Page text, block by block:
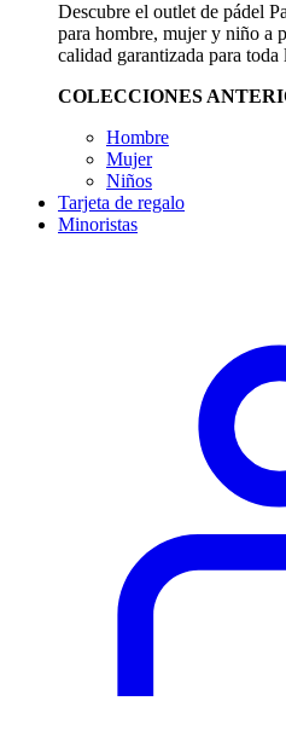
Descubre el outlet de pádel
para hombre, mujer y niño a
calidad garantizada para toda
COLECCIONES
Hombre
Mujer
Niños
Tarjeta de regalo
Minoristas